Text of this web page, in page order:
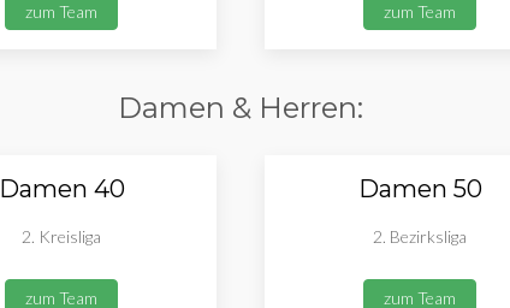
zum Team zum Team
Damen & Herren:
Damen 40
2. Kreisliga
zum Team
Damen 50
2. Bezirksliga
zum Team